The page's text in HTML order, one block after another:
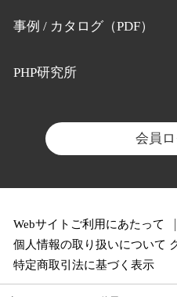
事例 / カタログ（PDF）
PHP研究所
会員
Webサイトご利用にあたって
個人情報の取り扱いについて
特定商取引法に基づく表示